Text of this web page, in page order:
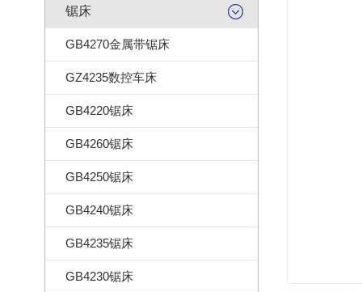
锯床
GB4270金属带锯床
GZ4235数控车床
GB4220锯床
GB4260锯床
GB4250锯床
GB4240锯床
GB4235锯床
GB4230锯床